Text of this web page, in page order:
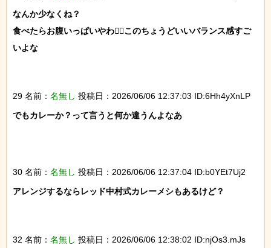
なんか少なくね？
食べたらお腹いっぱいやわこのちょうどいいバランス感すご
いよな
29 名前： 名無し 投稿日：2026/06/06 12:37:03 ID:6Hh4yXnLP
でもカレーか？って言うと何か違うんよなあ
30 名前： 名無し 投稿日：2026/06/06 12:37:04 ID:b0YEt7Uj2
アレンジするならレッド中村式カレーメシもあるけど？
32 名前： 名無し 投稿日：2026/06/06 12:38:02 ID:njOs3.mJs